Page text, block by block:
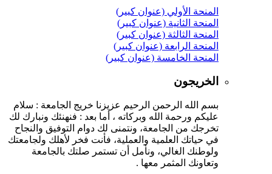
المنحة الأولي (عنوان كبير)
المنحة الثانية (عنوان كبير)
المنحة الثالثة (عنوان كبير)
المنحة الرابعة (عنوان كبير)
المنحة الخامسة (عنوان كبير)
الخريجون
بسم الله الرحمن الرحيم عزيزنا خريج الجامعة : سلام
عليكم ورحمة الله وبركاته ، أما بعد : فنهنئك ونبارك لك
تخرجك من الجامعة، ونتمنى لك دوام التوفيق والنجاح
في حياتك العلمية والعملية، فأنت فخر لأهلك ولجامعتك
ولوطنك الغالي، ونأمل أن تستمر صلتك بالجامعة
وتعاونك المثمر معها .